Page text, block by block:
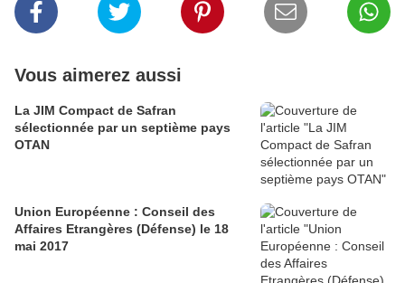
Vous aimerez aussi
La JIM Compact de Safran
sélectionnée par un septième pays
OTAN
Union Européenne : Conseil des
Affaires Etrangères (Défense) le 18
mai 2017